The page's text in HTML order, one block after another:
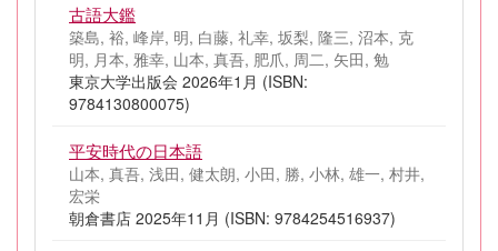
古語大鑑
築島, 裕, 峰岸, 明, 白藤, 礼幸, 坂梨, 隆三, 沼本, 克
明, 月本, 雅幸, 山本, 真吾, 肥爪, 周二, 矢田, 勉
東京大学出版会 2026年1月 (ISBN:
9784130800075)
平安時代の日本語
山本, 真吾, 浅田, 健太朗, 小田, 勝, 小林, 雄一, 村井,
宏栄
朝倉書店 2025年11月 (ISBN: 9784254516937)